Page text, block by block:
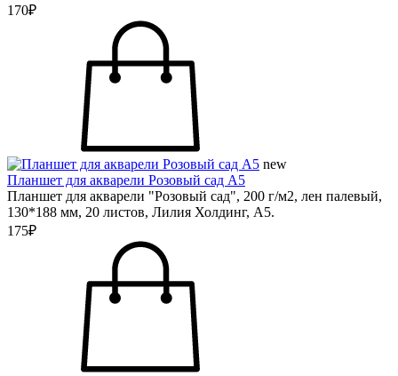
170₽
new
Планшет для акварели Розовый сад А5
Планшет для акварели "Розовый сад", 200 г/м2, лен палевый,
130*188 мм, 20 листов, Лилия Холдинг, А5.
175₽